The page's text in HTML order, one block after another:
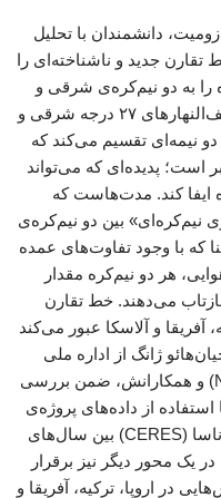
دانشمندان با تحلیل
خط تقارن جدید و ناشناخته‌ای را
را به دو نیم‌کره‌ی شرقی و
غربی تقسیم می‌کند. این مرز که از نصف‌النهارهای ۲۷ درجه شرقی و
دو نیمه‌ای تقسیم می‌کند که
است؛ پدیده‌ای که می‌تواند
ایفا کند. مدت‌هاست که
نیم‌کره‌ای» بین دو نیم‌کره‌ی
که با وجود تفاوت‌های عمده
هر دو نیم‌کره مقدار
می‌دهند. خط تقارن
و آلاسکا عبور می‌کند
ژانگ از اداره ملی
اقیانوسی و جوی ایالات متحده (NOAA) و همکارانش، ضمن بررسی
از داده‌های پروژه‌ی
«سامانه انرژی تابشی ابرها و زمین» ناسا (CERES) بین سال‌های
در یک محور دیگر نیز برقرار
اروپا، ترکیه، آفریقا و